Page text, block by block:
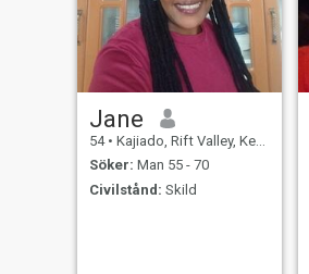
Jane
54 • Kajiado, Rift Valley, Kenya
Söker: Man 55 - 70
Civilstånd: Skild